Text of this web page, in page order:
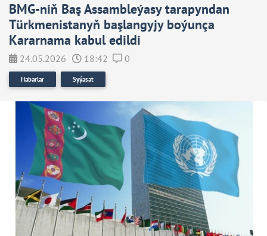
BMG-niň Baş Assambleýasy tarapyndan
Türkmenistanyň başlangyjy boýunça
Kararnama kabul edildi
24.05.2026 18:42 0
Habarlar Syýasat